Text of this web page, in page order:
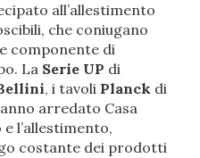
all’allestimento
che coniugano
componente di
La Serie UP di
, i tavoli Planck di
arredato Casa
l’allestimento,
costante dei prodotti